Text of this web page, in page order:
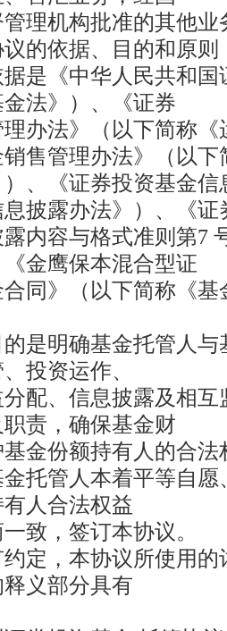
理机构批准的其他业
的依据、目的和原则
是《中华人民共和国
金法》）、《证券
办法》（以下简称《
销售管理办法》（以下
、《证券投资基金信
息披露办法》）、《证
内容与格式准则第7
金鹰保本混合型证
同》（以下简称《基
是明确基金托管人与
投资运作、
配、信息披露及相互
责，确保基金财
金份额持有人的合法
托管人本着平等自愿
人合法权益
致，签订本协议。
定，本协议所使用
释义部分具有